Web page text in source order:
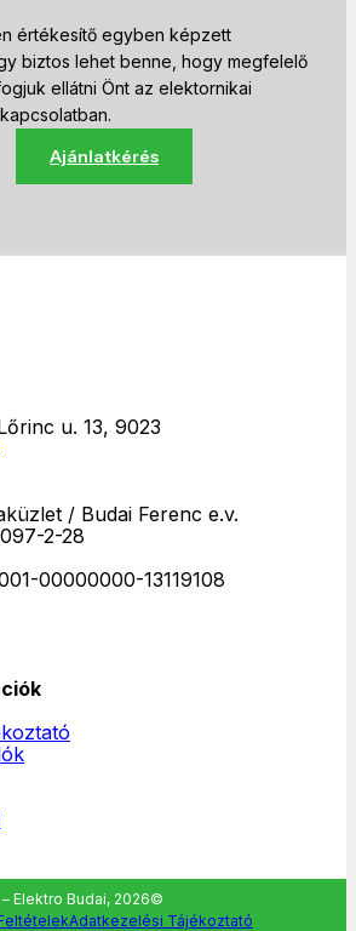
értékesítő egyben képzett
biztos lehet benne, hogy megfelelő
ellátni Önt az elektornikai
Ajánlatkérés
u. 13, 9023
/ Budai Ferenc e.v.
2-28
00000000-13119108
Elektro Budai, 2026©
Adatkezelési Tájékoztató